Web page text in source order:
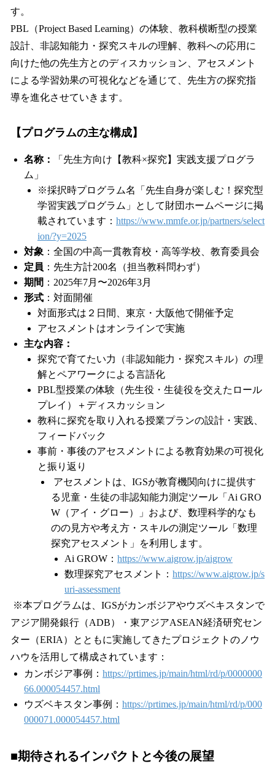
す。
PBL（Project Based Learning）の体験、教科横断型の授業
設計、非認知能力・探究スキルの理解、教科への応用に
向けた他の先生方とのディスカッション、アセスメント
による学習効果の可視化などを通じて、先生方の探究指
導を進化させていきます。
【プログラムの主な構成】
名称：
「先生方向け【教科×探究】実践支援プログラ
ム」
※採択時プログラム名「先生自身が楽しむ！探究型
学習実践プログラム」として財団ホームページに掲
載されています： https://www.mmfe.or.jp/partners/select
ion/?y=2025
対象 ：全国の中高一貫教育校・高等学校、教育委員会
定員 ：先生方計200名（担当教科問わず）
期間 ：2025年7月〜2026年3月
形式 ：対面開催
対面形式は２日間、東京・大阪他で開催予定
アセスメントはオンラインで実施
主な内容：
探究で育てたい力（非認知能力・探究スキル）の理
解とペアワークによる言語化
PBL型授業の体験（先生役・生徒役を交えたロール
プレイ）＋ディスカッション
教科に探究を取り入れる授業プランの設計・実践、
フィードバック
事前・事後のアセスメントによる教育効果の可視化
と振り返り
アセスメントは、IGSが教育機関向けに提供す
る児童・生徒の非認知能力測定ツール「Ai GRO
W（アイ・グロー）」および、数理科学的なも
のの見方や考え方・スキルの測定ツール「数理
探究アセスメント」を利用します。
Ai GROW： https://www.aigrow.jp/aigrow
数理探究アセスメント： https://www.aigrow.jp/s
uri-assessment
※本プログラムは、IGSがカンボジアやウズベキスタンで
アジア開発銀行（ADB）・東アジアASEAN経済研究セン
ター（ERIA）とともに実施してきたプロジェクトのノウ
ハウを活用して構成されています：
カンボジア事例： https://prtimes.jp/main/html/rd/p/0000000
66.000054457.html
ウズベキスタン事例： https://prtimes.jp/main/html/rd/p/000
000071.000054457.html
■期待されるインパクトと今後の展望